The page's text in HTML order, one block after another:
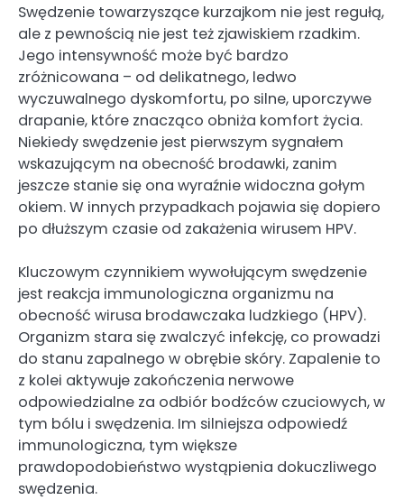
Swędzenie towarzyszące kurzajkom nie jest regułą,
ale z pewnością nie jest też zjawiskiem rzadkim.
Jego intensywność może być bardzo
zróżnicowana – od delikatnego, ledwo
wyczuwalnego dyskomfortu, po silne, uporczywe
drapanie, które znacząco obniża komfort życia.
Niekiedy swędzenie jest pierwszym sygnałem
wskazującym na obecność brodawki, zanim
jeszcze stanie się ona wyraźnie widoczna gołym
okiem. W innych przypadkach pojawia się dopiero
po dłuższym czasie od zakażenia wirusem HPV.
Kluczowym czynnikiem wywołującym swędzenie
jest reakcja immunologiczna organizmu na
obecność wirusa brodawczaka ludzkiego (HPV).
Organizm stara się zwalczyć infekcję, co prowadzi
do stanu zapalnego w obrębie skóry. Zapalenie to
z kolei aktywuje zakończenia nerwowe
odpowiedzialne za odbiór bodźców czuciowych, w
tym bólu i swędzenia. Im silniejsza odpowiedź
immunologiczna, tym większe
prawdopodobieństwo wystąpienia dokuczliwego
swędzenia.